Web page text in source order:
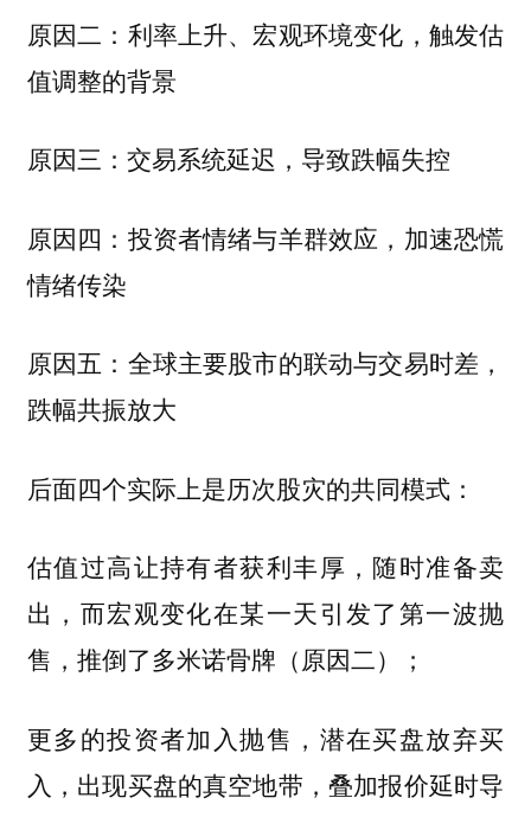
原因二：利率上升、宏观环境变化，触发估
值调整的背景
原因三：交易系统延迟，导致跌幅失控
原因四：投资者情绪与羊群效应，加速恐慌
情绪传染
原因五：全球主要股市的联动与交易时差，
跌幅共振放大
后面四个实际上是历次股灾的共同模式：
估值过高让持有者获利丰厚，随时准备卖
出，而宏观变化在某一天引发了第一波抛
售，推倒了多米诺骨牌（原因二）；
更多的投资者加入抛售，潜在买盘放弃买
入，出现买盘的真空地带，叠加报价延时导